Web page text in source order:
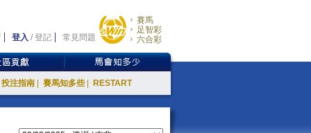
登入 /登記 常見問題
賽馬
足智彩
六合彩
投注指南 賽馬知多些 RESTART